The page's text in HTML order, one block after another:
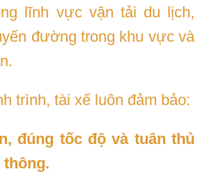
lĩnh vực vận tải du lịch,
đường trong khu vực và
trình, tài xế luôn đảm bảo:
đúng tốc độ và tuân thủ
thông.